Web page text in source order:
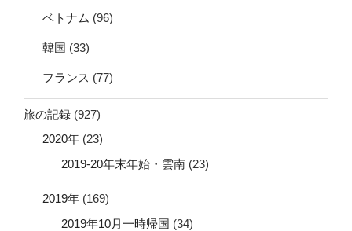
ベトナム (96)
韓国 (33)
フランス (77)
旅の記録 (927)
2020年 (23)
2019-20年末年始・雲南 (23)
2019年 (169)
2019年10月一時帰国 (34)